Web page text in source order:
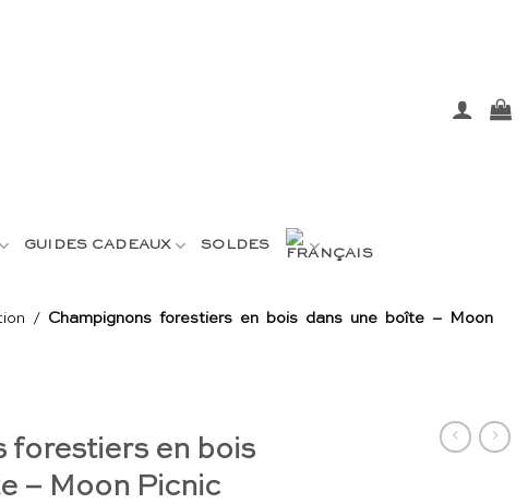
GUIDES CADEAUX SOLDES
/ Champignons forestiers en bois dans une boîte – Moon
forestiers en bois
– Moon Picnic